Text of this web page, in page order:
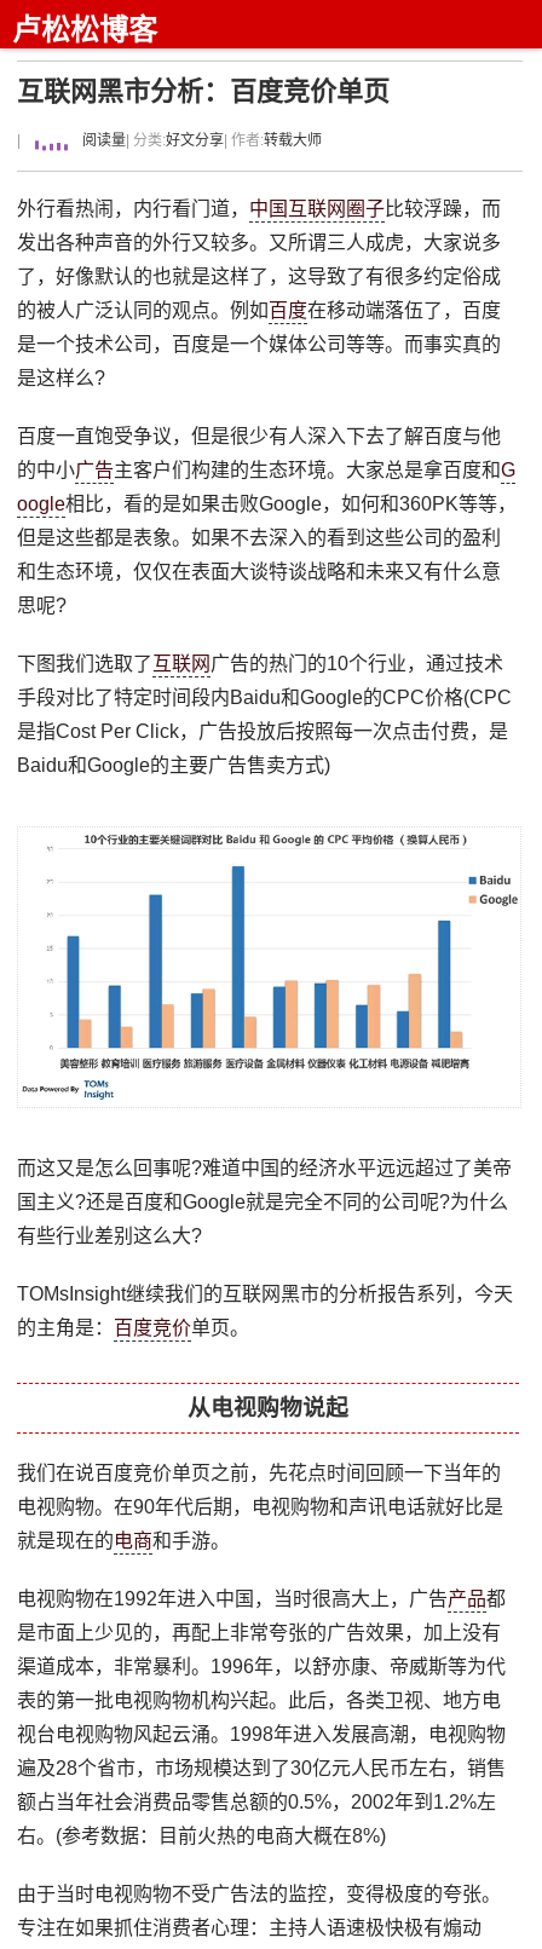
卢松松博客
互联网黑市分析：百度竞价单页
阅读量 | 分类:好文分享 | 作者:转载大师
外行看热闹，内行看门道， 中国互联网圈子比较浮躁，而
发出各种声音的外行又较多。又所谓三人成虎，大家说多
了，好像默认的也就是这样了，这导致了有很多约定俗成
的被人广泛认同的观点。例如百度在移动端落伍了，百度
是一个技术公司，百度是一个媒体公司等等。而事实真的
是这样么?
百度一直饱受争议，但是很少有人深入下去了解百度与他
的中小广告主客户们构建的生态环境。大家总是拿百度和G
oogle相比，看的是如果击败Google，如何和360PK等等，
但是这些都是表象。如果不去深入的看到这些公司的盈利
和生态环境，仅仅在表面大谈特谈战略和未来又有什么意
思呢?
下图我们选取了互联网 广告的热门的10个行业，通过技术
手段对比了特定时间段内Baidu和Google的CPC价格(CPC
是指Cost Per Click，广告投放后按照每一次点击付费，是
Baidu和Google的主要广告售卖方式)
而这又是怎么回事呢?难道中国的经济水平远远超过了美帝
国主义?还是百度和Google就是完全不同的公司呢?为什么
有些行业差别这么大?
TOMsInsight继续我们的互联网黑市的分析报告系列，今天
的主角是： 百度竞价单页。
从电视购物说起
我们在说百度竞价单页之前，先花点时间回顾一下当年的
电视购物。在90年代后期，电视购物和声讯电话就好比是
就是现在的电商和手游。
电视购物在1992年进入中国，当时很高大上，广告产品都
是市面上少见的，再配上非常夸张的广告效果，加上没有
渠道成本，非常暴利。1996年，以舒亦康、帝威斯等为代
表的第一批电视购物机构兴起。此后，各类卫视、地方电
视台电视购物风起云涌。1998年进入发展高潮，电视购物
遍及28个省市，市场规模达到了30亿元人民币左右，销售
额占当年社会消费品零售总额的0.5%，2002年到1.2%左
右。(参考数据：目前火热的电商大概在8%)
由于当时电视购物不受广告法的监控，变得极度的夸张。
专注在如果抓住消费者心理：主持人语速极快极有煽动